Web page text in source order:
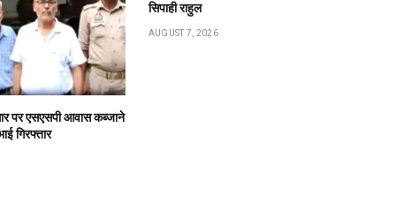
पर एसएसपी आवास कब्जाने
गिरफ्तार
सिपाही राहुल
AUGUST 7, 2026